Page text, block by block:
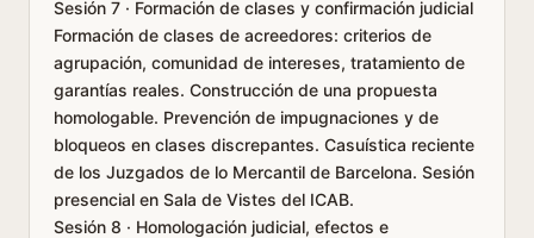
Sesión 7 · Formación de clases y confirmación judicial
Formación de clases de acreedores: criterios de
agrupación, comunidad de intereses, tratamiento de
garantías reales. Construcción de una propuesta
homologable. Prevención de impugnaciones y de
bloqueos en clases discrepantes. Casuística reciente
de los Juzgados de lo Mercantil de Barcelona. Sesión
presencial en Sala de Vistes del ICAB.
Sesión 8 · Homologación judicial, efectos e